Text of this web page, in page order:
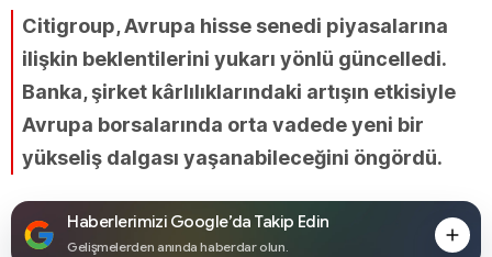
Citigroup, Avrupa hisse senedi piyasalarına
ilişkin beklentilerini yukarı yönlü güncelledi.
Banka, şirket kârlılıklarındaki artışın etkisiyle
Avrupa borsalarında orta vadede yeni bir
yükseliş dalgası yaşanabileceğini öngördü.
Haberlerimizi Google’da Takip Edin
Gelişmelerden anında haberdar olun.